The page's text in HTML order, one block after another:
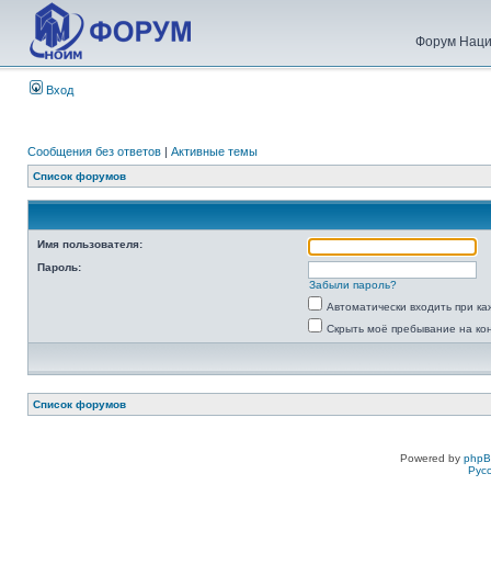
Форум
Вход
Сообщения без ответов | Активные темы
Список форумов
Имя пользователя:
Пароль:
Забыли пароль?
Автоматически входить при
Скрыть моё пребывание на
Список форумов
Powered by